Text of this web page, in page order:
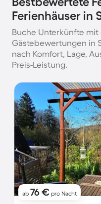
Ferienhäuser in
Buche Unterkünfte
Gästebewertungen in
nach Komfort, Lage,
Preis-Leistung.
ab 76 € pro Nacht